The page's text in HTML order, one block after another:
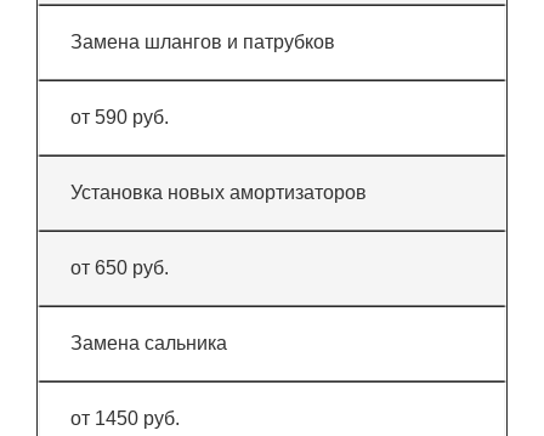
Замена шлангов и патрубков
от 590 руб.
Установка новых амортизаторов
от 650 руб.
Замена сальника
от 1450 руб.